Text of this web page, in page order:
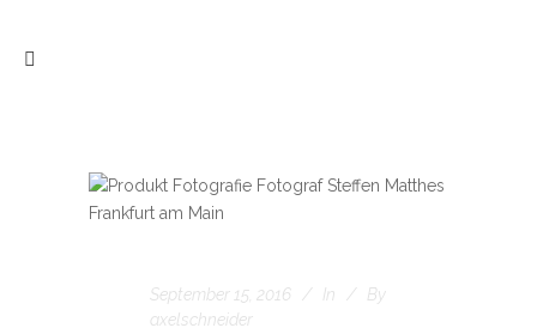
September 15, 2016 In
By
axelschneider